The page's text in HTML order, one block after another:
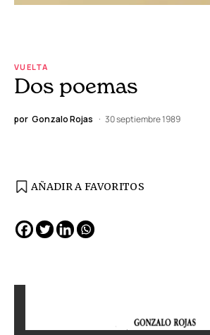
VUELTA
Dos poemas
por Gonzalo Rojas 30 septiembre 1989
AÑADIR A FAVORITOS